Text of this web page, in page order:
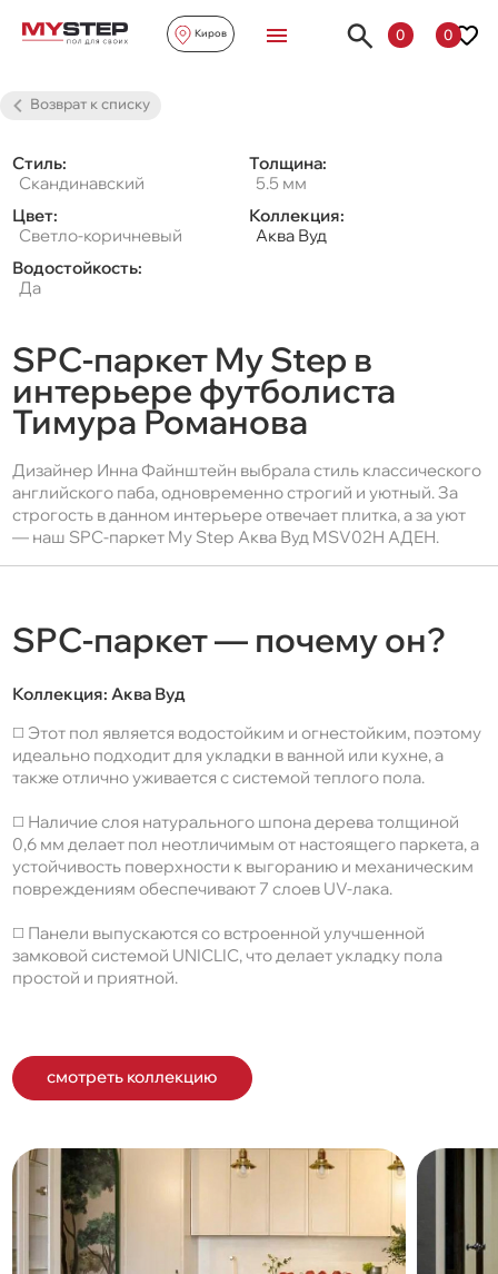
Киров 0 0
Возврат к списку
Стиль:
Скандинавский
Толщина:
5.5 мм
Цвет:
Светло-коричневый
Коллекция:
Аква Вуд
Водостойкость:
Да
SPC-паркет My Step в
интерьере футболиста
Тимура Романова
Дизайнер Инна Файнштейн выбрала стиль классического
английского паба, одновременно строгий и уютный. За
строгость в данном интерьере отвечает плитка, а за уют
— наш SPC-паркет My Step Аква Вуд MSV02H АДЕН.
SPC-паркет — почему он?
Коллекция:Аква Вуд
◻️ Этот пол является водостойким и огнестойким, поэтому
идеально подходит для укладки в ванной или кухне, а
также отлично уживается с системой теплого пола.
◻️ Наличие слоя натурального шпона дерева толщиной
0,6 мм делает пол неотличимым от настоящего паркета, а
устойчивость поверхности к выгоранию и механическим
повреждениям обеспечивают 7 слоев UV-лака.
◻️ Панели выпускаются со встроенной улучшенной
замковой системой UNICLIC, что делает укладку пола
простой и приятной.
смотреть коллекцию